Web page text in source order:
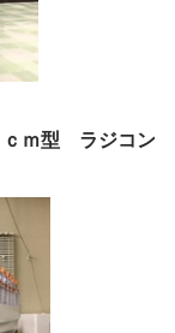
ｍ型 ラジコン